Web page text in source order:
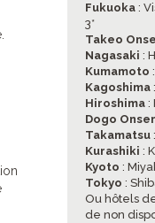
Fukuoka:
3*
Takeo
Nagasaki:
Kumamoto
Kagoshima
Hiroshima:
Dogo
Takamatsu
Kurashiki:
Kyoto:
Tokyo:
Ou hôtels
de non